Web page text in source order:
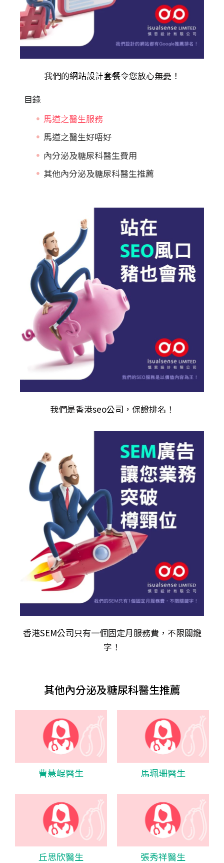
我們的網站設計套餐令您放心無憂！
目錄
馬道之醫生服務
馬道之醫生好唔好
內分泌及糖尿科醫生費用
其他內分泌及糖尿科醫生推薦
我們是香港seo公司 ，保證排名！
香港SEM公司只有一個固定月服務費，不限關𨫡
字！
其他內分泌及糖尿科醫生推薦
曹慧崐醫生 馬珮珊醫生
丘思欣醫生 張秀祥醫生